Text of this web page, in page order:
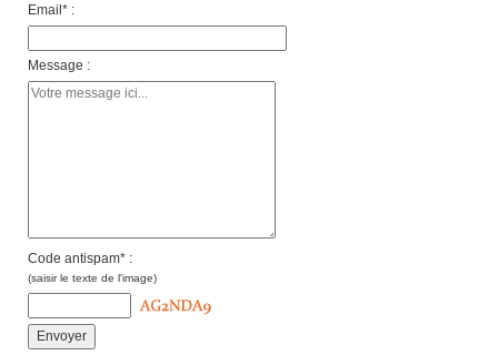
Email* :
Message :
Code antispam* :
(saisir le texte de l'image)